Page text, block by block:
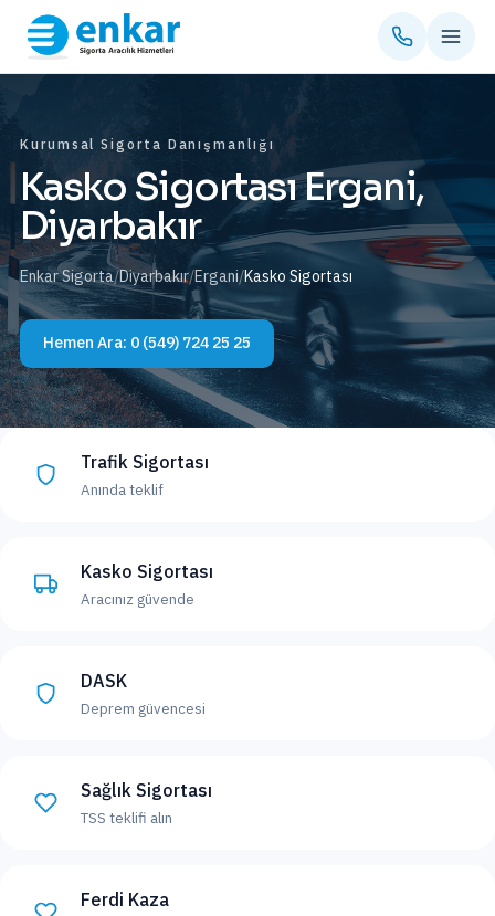
Kurumsal Sigorta Danışmanlığı
Kasko Sigortası Ergani,
Diyarbakır
Enkar Sigorta/Diyarbakır/Ergani/Kasko Sigortası
Hemen Ara: 0 (549) 724 25 25
Trafik Sigortası
Anında teklif
Kasko Sigortası
Aracınız güvende
DASK
Deprem güvencesi
Sağlık Sigortası
TSS teklifi alın
Ferdi Kaza